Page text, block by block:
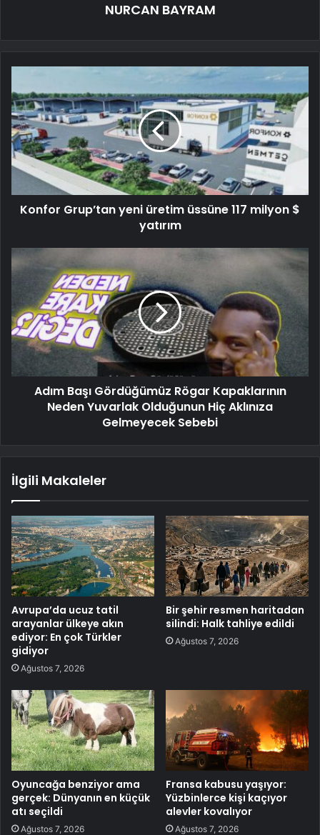
NURCAN BAYRAM
Konfor Grup’tan yeni üretim üssüne 117 milyon $
yatırım
Adım Başı Gördüğümüz Rögar Kapaklarının
Neden Yuvarlak Olduğunun Hiç Aklınıza
Gelmeyecek Sebebi
İlgili Makaleler
Avrupa’da ucuz tatil
arayanlar ülkeye akın
ediyor: En çok Türkler
gidiyor
Ağustos 7, 2026
Bir şehir resmen haritadan
silindi: Halk tahliye edildi
Ağustos 7, 2026
Oyuncağa benziyor ama
gerçek: Dünyanın en küçük
atı seçildi
Ağustos 7, 2026
Fransa kabusu yaşıyor:
Yüzbinlerce kişi kaçıyor
alevler kovalıyor
Ağustos 7, 2026